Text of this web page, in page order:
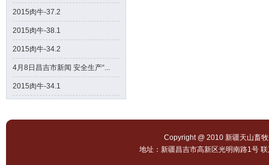
2015肉牛-37.2
2015肉牛-38.1
2015肉牛-34.2
4月8日昌吉市新闻 安全生产“...
2015肉牛-34.1
Copyright @ 2010 新疆天山畜
地址：新疆昌吉市高新区光明南路1号